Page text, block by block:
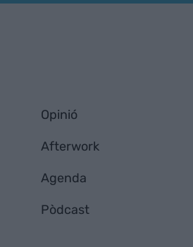
Opinió
Afterwork
Agenda
Pòdcast